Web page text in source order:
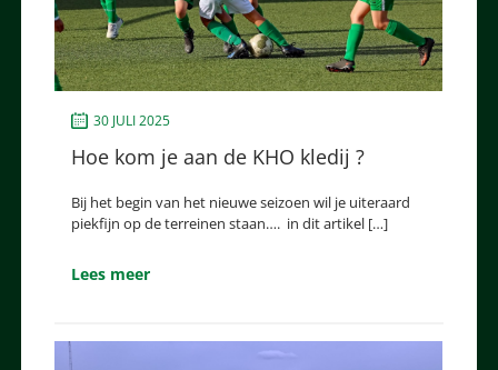
30 JULI 2025
Hoe kom je aan de KHO kledij ?
Bij het begin van het nieuwe seizoen wil je uiteraard
piekfijn op de terreinen staan…. in dit artikel […]
Lees meer